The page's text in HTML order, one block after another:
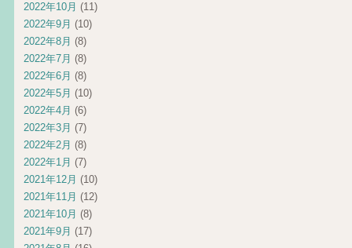
2022年10月 (11)
2022年9月 (10)
2022年8月 (8)
2022年7月 (8)
2022年6月 (8)
2022年5月 (10)
2022年4月 (6)
2022年3月 (7)
2022年2月 (8)
2022年1月 (7)
2021年12月 (10)
2021年11月 (12)
2021年10月 (8)
2021年9月 (17)